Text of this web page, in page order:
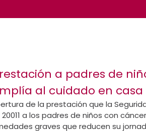
a padres de
al cuidado en casa
de la prestación que la
a los padres de niños con
graves que reducen su